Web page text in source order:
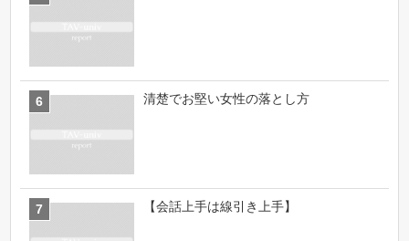
清楚でお堅い女性の落とし方
【会話上手は線引き上手】